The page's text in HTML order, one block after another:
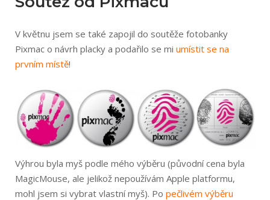
V květnu jsem se také zapojil do soutěže fotobanky
Pixmac o návrh placky a podařilo se mi umístit se na
prvním místě!
Výhrou byla myš podle mého výběru (původní cena byla
MagicMouse, ale jelikož nepoužívám Apple platformu,
mohl jsem si vybrat vlastní myš). Po pečlivém výběru